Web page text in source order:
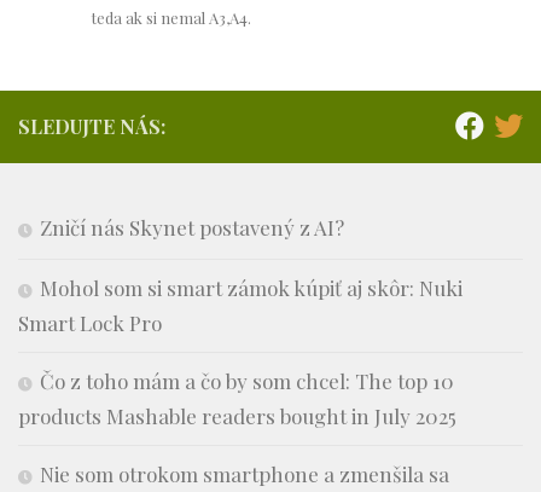
teda ak si nemal A3,A4.
SLEDUJTE NÁS:
Zničí nás Skynet postavený z AI?
Mohol som si smart zámok kúpiť aj skôr: Nuki
Smart Lock Pro
Čo z toho mám a čo by som chcel: The top 10
products Mashable readers bought in July 2025
Nie som otrokom smartphone a zmenšila sa